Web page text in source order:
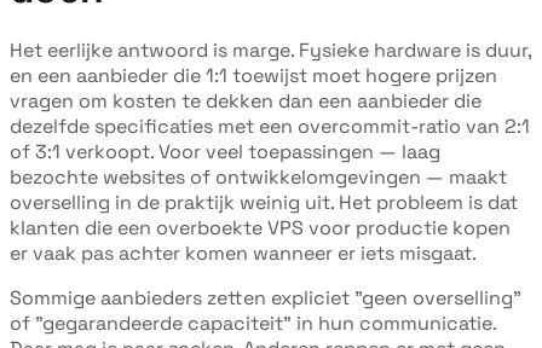
Het eerlijke antwoord is marge. Fysieke hardware is duur,
en een aanbieder die 1:1 toewijst moet hogere prijzen
vragen om kosten te dekken dan een aanbieder die
dezelfde specificaties met een overcommit-ratio van 2:1
of 3:1 verkoopt. Voor veel toepassingen — laag
bezochte websites of ontwikkelomgevingen — maakt
overselling in de praktijk weinig uit. Het probleem is dat
klanten die een overboekte VPS voor productie kopen
er vaak pas achter komen wanneer er iets misgaat.
Sommige aanbieders zetten expliciet "geen overselling"
of "gegarandeerde capaciteit" in hun communicatie.